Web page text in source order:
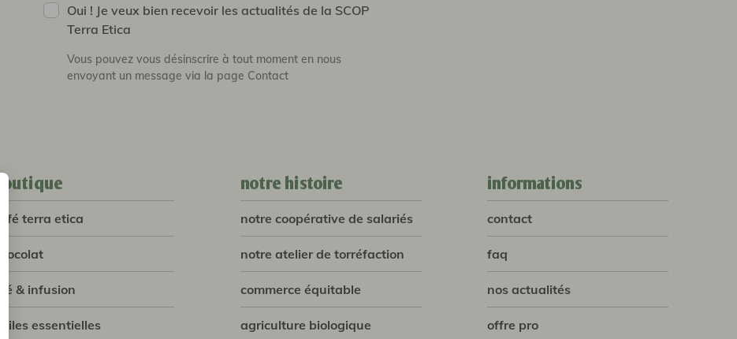
Oui ! Je veux bien recevoir les actualités de la SCOP
Terra Etica
Vous pouvez vous désinscrire à tout moment en nous
envoyant un message via la page Contact
boutique
café terra etica
chocolat
thé & infusion
huiles essentielles
notre histoire
notre coopérative de salariés
notre atelier de torréfaction
commerce équitable
agriculture biologique
informations
contact
faq
nos actualités
offre pro